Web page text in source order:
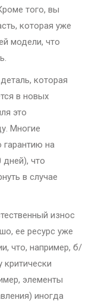
того, вы
которая уже
модели, что
которая
в новых
это
Многие
на
дней), что
в случае
износ
ее ресурс уже
что, например, б/
критически
элементы
иногда